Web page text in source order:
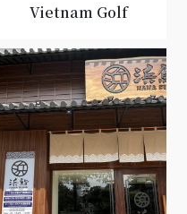
Vietnam Golf